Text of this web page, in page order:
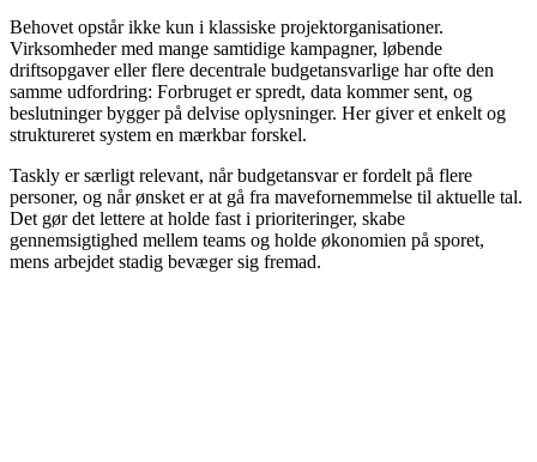
Behovet opstår ikke kun i klassiske projektorganisationer.
Virksomheder med mange samtidige kampagner, løbende
driftsopgaver eller flere decentrale budgetansvarlige har ofte den
samme udfordring: Forbruget er spredt, data kommer sent, og
beslutninger bygger på delvise oplysninger. Her giver et enkelt og
struktureret system en mærkbar forskel.
Taskly er særligt relevant, når budgetansvar er fordelt på flere
personer, og når ønsket er at gå fra mavefornemmelse til aktuelle tal.
Det gør det lettere at holde fast i prioriteringer, skabe
gennemsigtighed mellem teams og holde økonomien på sporet,
mens arbejdet stadig bevæger sig fremad.